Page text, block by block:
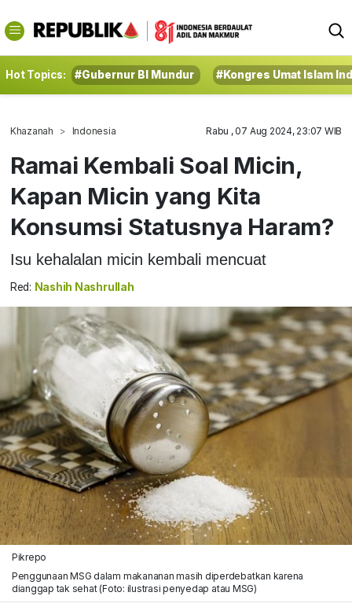
Hot Topics: #Gubernur BI Mundur #Kongres Umat Islam
Khazanah Indonesia Rabu , 07 Aug 2024, 23:07 WIB
Ramai Kembali Soal Micin,
Kapan Micin yang Kita
Konsumsi Statusnya Haram?
Isu kehalalan micin kembali mencuat
Red: Nashih Nashrullah
Pikrepo
Penggunaan MSG dalam makananan masih diperdebatkan karena
dianggap tak sehat (Foto: ilustrasi penyedap atau MSG)